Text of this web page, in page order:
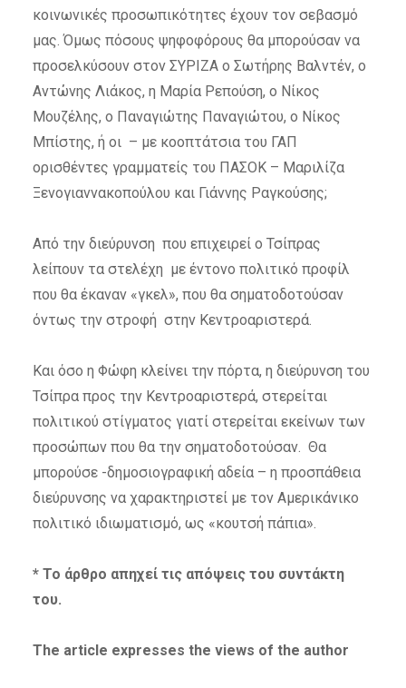
κοινωνικές προσωπικότητες έχουν τον σεβασμό
μας. Όμως πόσους ψηφοφόρους θα μπορούσαν να
προσελκύσουν στον ΣΥΡΙΖΑ ο Σωτήρης Βαλντέν, ο
Αντώνης Λιάκος, η Μαρία Ρεπούση, ο Νίκος
Μουζέλης, ο Παναγιώτης Παναγιώτου, ο Νίκος
Μπίστης, ή οι – με κοοπτάτσια του ΓΑΠ
ορισθέντες γραμματείς του ΠΑΣΟΚ – Μαριλίζα
Ξενογιαννακοπούλου και Γιάννης Ραγκούσης;
Από την διεύρυνση που επιχειρεί ο Τσίπρας
λείπουν τα στελέχη με έντονο πολιτικό προφίλ
που θα έκαναν «γκελ», που θα σηματοδοτούσαν
όντως την στροφή στην Κεντροαριστερά.
Και όσο η Φώφη κλείνει την πόρτα, η διεύρυνση του
Τσίπρα προς την Κεντροαριστερά, στερείται
πολιτικού στίγματος γιατί στερείται εκείνων των
προσώπων που θα την σηματοδοτούσαν. Θα
μπορούσε -δημοσιογραφική αδεία – η προσπάθεια
διεύρυνσης να χαρακτηριστεί με τον Αμερικάνικο
πολιτικό ιδιωματισμό, ως «κουτσή πάπια».
* Το άρθρο απηχεί τις απόψεις του συντάκτη
του.
The article expresses the views of the author